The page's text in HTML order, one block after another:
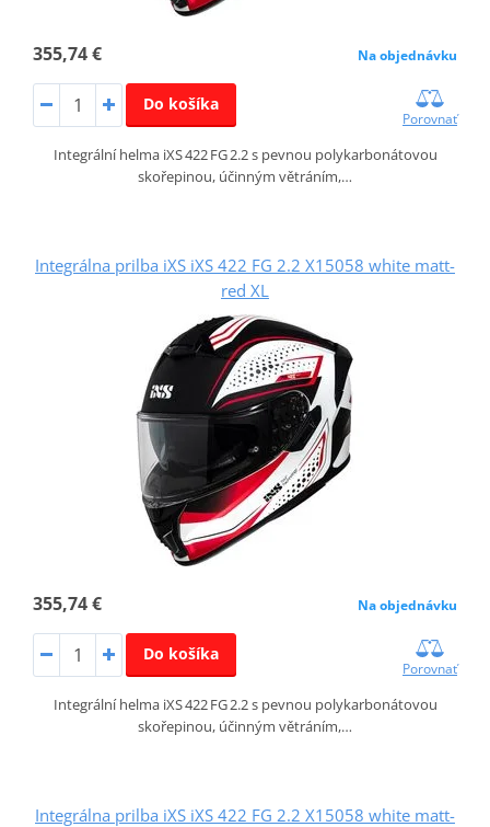
355,74 € Na objednávku
Do košíka
Porovnať
Integrální helma iXS 422 FG 2.2 s pevnou polykarbonátovou
skořepinou, účinným větráním,…
Integrálna prilba iXS iXS 422 FG 2.2 X15058 white matt-
red XL
355,74 € Na objednávku
Do košíka
Porovnať
Integrální helma iXS 422 FG 2.2 s pevnou polykarbonátovou
skořepinou, účinným větráním,…
Integrálna prilba iXS iXS 422 FG 2.2 X15058 white matt-